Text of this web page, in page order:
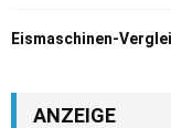
Eismaschinen-
ANZEIGE